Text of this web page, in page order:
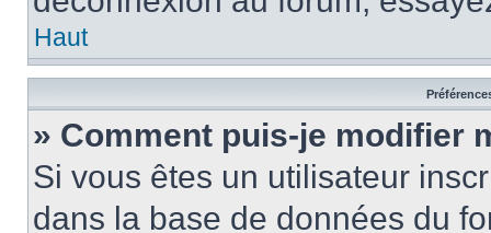
Haut
» Comment puis-je modifier
Si vous êtes un utilisateur
dans la base de données du